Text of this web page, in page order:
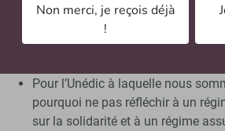
Il poursuit :
« Si l’État va au bout de ses
Pour l’Unédic à laquelle nous
pourquoi ne pas réfléchir à un
sur la solidarité et à un régime
Non merci, je reçois déjà
!